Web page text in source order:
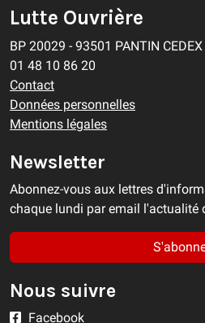
Lutte Ouvrière
BP 20029 - 93501 PANTIN CEDEX
01 48 10 86 20
Contact
Données personnelles
Mentions légales
Newsletter
Abonnez-vous aux lettres
chaque lundi par email l'actualité
Nous suivre
Facebook